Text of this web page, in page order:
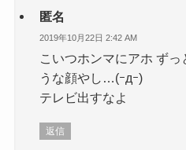
匿名
2019年10月22日 2:42 AM
こいつホンマにアホ ず
うな顔やし…(ｰдｰ)
テレビ出すなよ
返信